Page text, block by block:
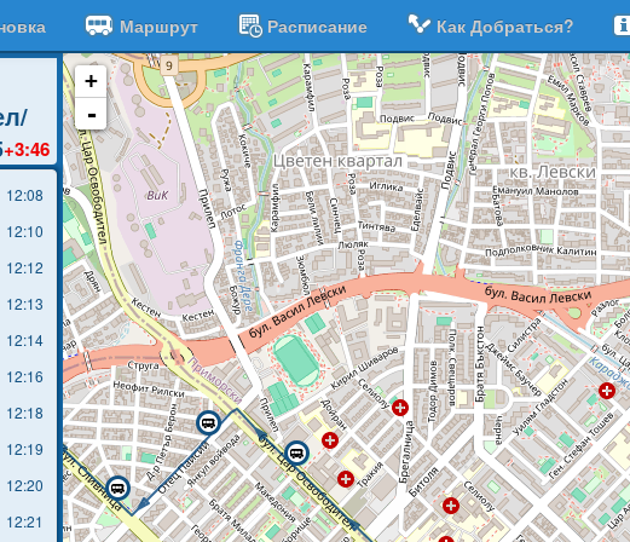
Маршрут Расписание Как Добраться?
+3:46
12:08
12:10
12:12
12:13
12:14
12:16
12:18
12:19
12:20
12:21
+
-